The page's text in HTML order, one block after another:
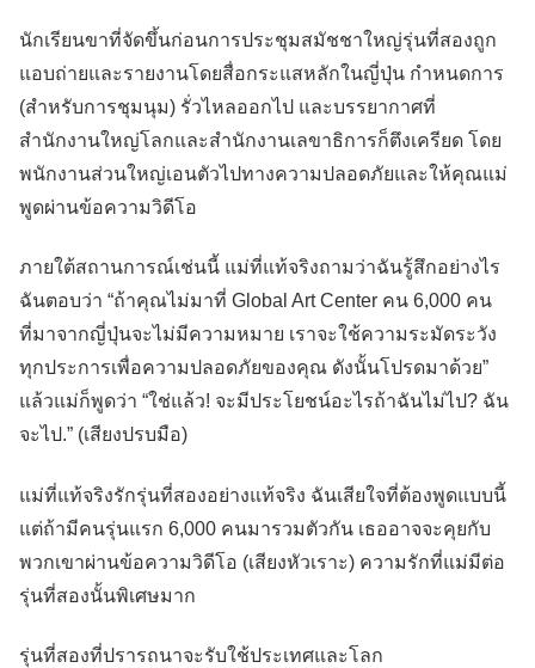
นักเรียนขาที่จัดขึ้นก่อนการประชุมสมัชชาใหญ่รุ่นที่สองถูก
แอบถ่ายและรายงานโดยสื่อกระแสหลักในญี่ปุ่น กำหนดการ
(สำหรับการชุมนุม) รั่วไหลออกไป และบรรยากาศที่
สำนักงานใหญ่โลกและสำนักงานเลขาธิการก็ตึงเครียด โดย
พนักงานส่วนใหญ่เอนตัวไปทางความปลอดภัยและให้คุณแม่
พูดผ่านข้อความวิดีโอ
ภายใต้สถานการณ์เช่นนี้ แม่ที่แท้จริงถามว่าฉันรู้สึกอย่างไร
ฉันตอบว่า “ถ้าคุณไม่มาที่ Global Art Center คน 6,000 คน
ที่มาจากญี่ปุ่นจะไม่มีความหมาย เราจะใช้ความระมัดระวัง
ทุกประการเพื่อความปลอดภัยของคุณ ดังนั้นโปรดมาด้วย”
แล้วแม่ก็พูดว่า “ใช่แล้ว! จะมีประโยชน์อะไรถ้าฉันไม่ไป? ฉัน
จะไป.” (เสียงปรบมือ)
แม่ที่แท้จริงรักรุ่นที่สองอย่างแท้จริง ฉันเสียใจที่ต้องพูดแบบนี้
แต่ถ้ามีคนรุ่นแรก 6,000 คนมารวมตัวกัน เธออาจจะคุยกับ
พวกเขาผ่านข้อความวิดีโอ (เสียงหัวเราะ) ความรักที่แม่มีต่อ
รุ่นที่สองนั้นพิเศษมาก
รุ่นที่สองที่ปรารถนาจะรับใช้ประเทศและโลก